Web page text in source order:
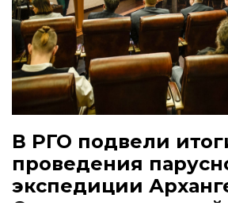
В РГО подвели
проведения
экспедиции
Омск, посвященной